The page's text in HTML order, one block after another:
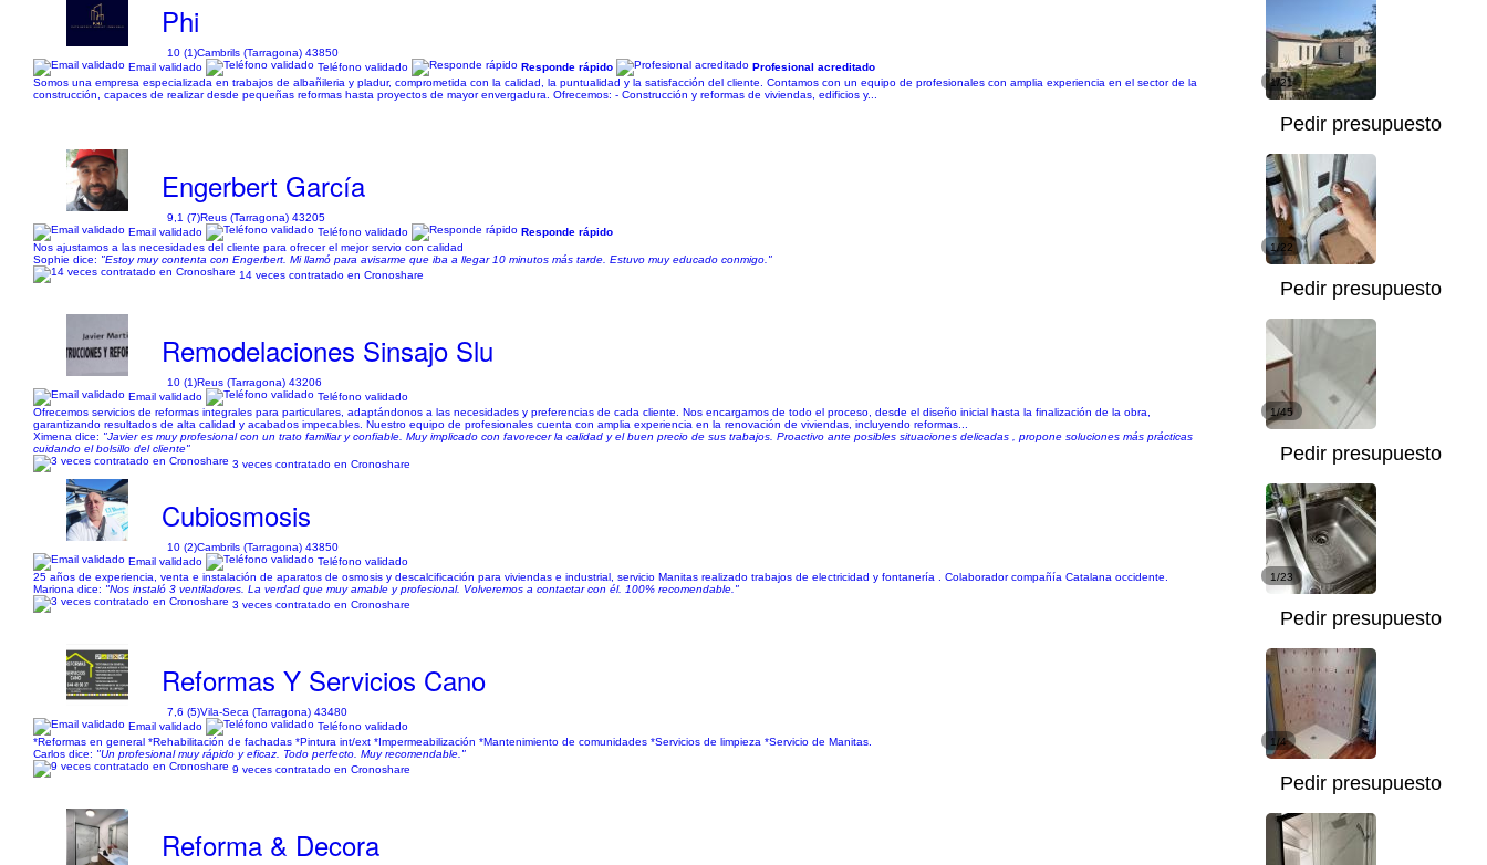
Phi
10 (1)Cambrils (Tarragona) 43850
Email validado
Teléfono validado Responde rápido
Profesional acreditado
Somos una empresa especializada en trabajos de albañileria y pladur, comprometida con la calidad, la puntualidad y la satisfacción del cliente. Contamos con un equipo de profesionales con amplia experiencia en el sector de la
construcción, capaces de realizar desde pequeñas reformas hasta proyectos de mayor envergadura. Ofrecemos: - Construcción y reformas de viviendas, edificios y...
1/21
Pedir presupuesto
Engerbert García
9,1 (7)Reus (Tarragona) 43205
Email validado
Teléfono validado
Responde rápido
Nos ajustamos a las necesidades del cliente para ofrecer el mejor servio con calidad
Sophie dice: "Estoy muy contenta con Engerbert. Mi llamó para avisarme que iba a llegar 10 minutos más tarde. Estuvo muy educado conmigo."
14 veces contratado en Cronoshare
1/22
Pedir presupuesto
Remodelaciones Sinsajo Slu
10 (1)Reus (Tarragona) 43206
Email validado
Teléfono validado
Ofrecemos servicios de reformas integrales para particulares, adaptándonos a las necesidades y preferencias de cada cliente. Nos encargamos de todo el proceso, desde el diseño inicial hasta la finalización de la obra,
garantizando resultados de alta calidad y acabados impecables. Nuestro equipo de profesionales cuenta con amplia experiencia en la renovación de viviendas, incluyendo reformas...
Ximena dice: "Javier es muy profesional con un trato familiar y confiable. Muy implicado con favorecer la calidad y el buen precio de sus trabajos. Proactivo ante posibles situaciones delicadas , propone soluciones más prácticas
cuidando el bolsillo del cliente"
3 veces contratado en Cronoshare
1/45
Pedir presupuesto
Cubiosmosis
10 (2)Cambrils (Tarragona) 43850
Email validado
Teléfono validado
25 años de experiencia, venta e instalación de aparatos de osmosis y descalcificación para viviendas e industrial, servicio Manitas realizado trabajos de electricidad y fontanería . Colaborador compañía Catalana occidente.
Mariona dice: "Nos instaló 3 ventiladores. La verdad que muy amable y profesional. Volveremos a contactar con él. 100% recomendable."
3 veces contratado en Cronoshare
1/23
Pedir presupuesto
Reformas Y Servicios Cano
7,6 (5)Vila-Seca (Tarragona) 43480
Email validado
Teléfono validado
*Reformas en general *Rehabilitación de fachadas *Pintura int/ext *Impermeabilización *Mantenimiento de comunidades *Servicios de limpieza *Servicio de Manitas.
Carlos dice: "Un profesional muy rápido y eficaz. Todo perfecto. Muy recomendable."
9 veces contratado en Cronoshare
1/4
Pedir presupuesto
Reforma & Decora